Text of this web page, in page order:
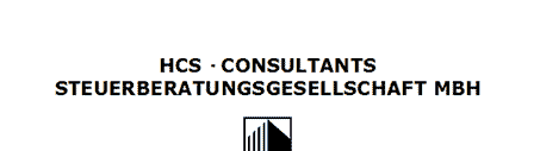
Links